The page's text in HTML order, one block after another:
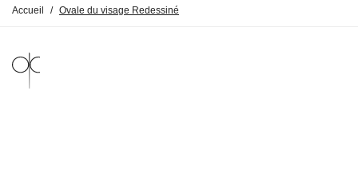
Accueil / Ovale du visage Redessiné